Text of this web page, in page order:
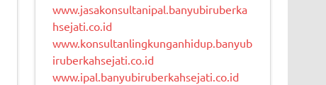
www.jasakonsultanipal.banyubiruberka
hsejati.co.id
www.konsultanlingkunganhidup.banyub
iruberkahsejati.co.id
www.ipal.banyubiruberkahsejati.co.id